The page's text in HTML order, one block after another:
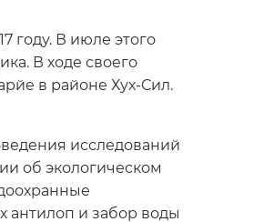
году. В июле этого
В ходе своего
в районе Хух-Сил.
исследований
об экологическом
антилоп и забор воды